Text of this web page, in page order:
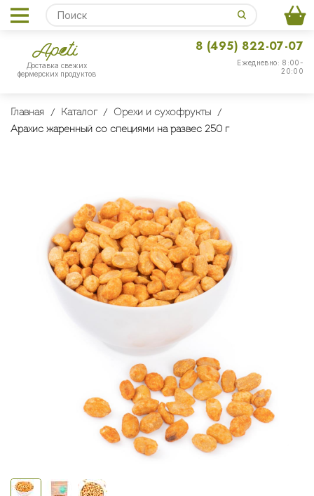
Доставка свежих
фермерских продуктов
Ежедневно: 8:00-
20:00
8 (495) 822-07-07
Главная Каталог
Орехи и сухофрукты
Арахис жаренный со специями на развес 250 г